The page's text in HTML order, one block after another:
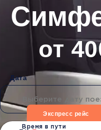
от
Дата
Экспресс рейс
Время в пути